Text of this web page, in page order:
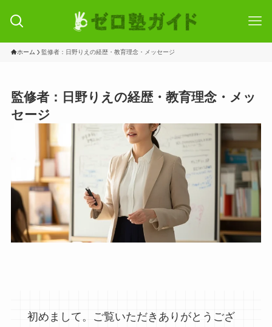
ホーム 監修者：日野りえの経歴・教育理念・メッセージ
監修者：日野りえの経歴・教育理念・メッ
セージ
初めまして。ご覧いただきありがとうござ